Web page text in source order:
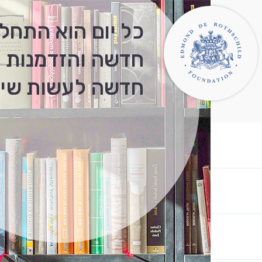
כל יום הוא
חדשה והזדמנות
חדשה לעשות